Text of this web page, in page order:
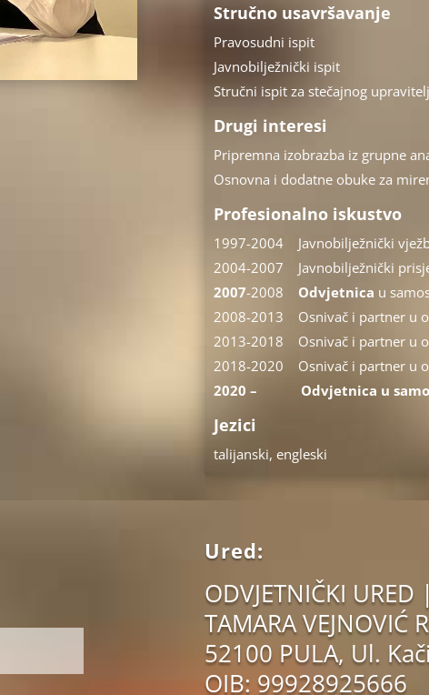
Stručno usavršavanje
Pravosudni ispit
Javnobilježnički ispit
Stručni ispit za stečajnog
Drugi interesi
Pripremna izobrazba iz grupne
Osnovna i dodatne obuke za
Profesionalno iskustvo
1997-2004 Javnobilježnički
2004-2007 Javnobilježnički
2007-2008 Odvjetnica u
2008-2013 Osnivač i partner u
2013-2018 Osnivač i partner u
2018-2020 Osnivač i partner u
2020 –
Odvjetnica u
Jezici
talijanski, engleski
Ured:
ODVJETNIČKI
TAMARA VEJNOVIĆ
52100 PULA, Ul.
OIB: 99928925666